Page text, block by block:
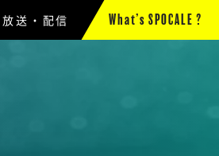
放送・配信 What’s SPOCALE ?